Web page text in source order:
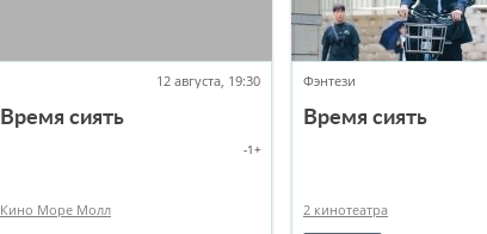
12 августа, 19:30
Время сиять
-1+
Кино Море Молл
Фэнтези
Время сиять
2 кинотеатра